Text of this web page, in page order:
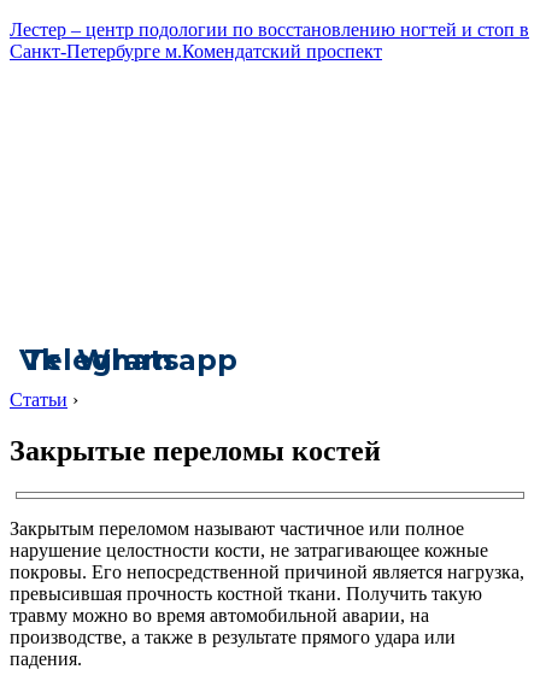
Лестер – центр подологии по восстановлению ногтей и стоп в
Санкт-Петербурге м.Комендатский проспект
Vk
Telegram
Whatsapp
Статьи ›
Закрытые переломы костей
Закрытым переломом называют частичное или полное
нарушение целостности кости, не затрагивающее кожные
покровы. Его непосредственной причиной является нагрузка,
превысившая прочность костной ткани. Получить такую
травму можно во время автомобильной аварии, на
производстве, а также в результате прямого удара или
падения.